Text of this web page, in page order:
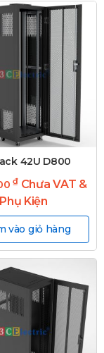
42U D800
₫ Chưa VAT &
Phụ Kiện
vào giỏ hàng